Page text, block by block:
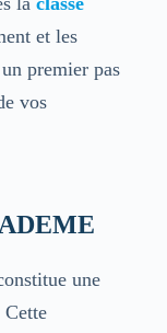
et les
premier pas
vos
une